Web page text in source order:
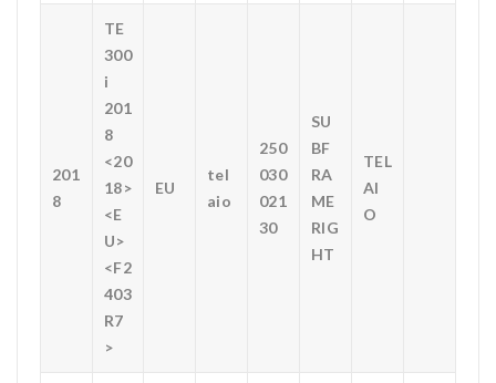
201
8
TE
300
i
201
8
<20
18>
<E
U>
<F2
403
R7
>
EU
tel
aio
250
030
021
30
SU
BF
RA
ME
RIG
HT
TEL
AI
O